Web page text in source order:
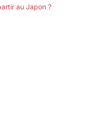
au Japon ?